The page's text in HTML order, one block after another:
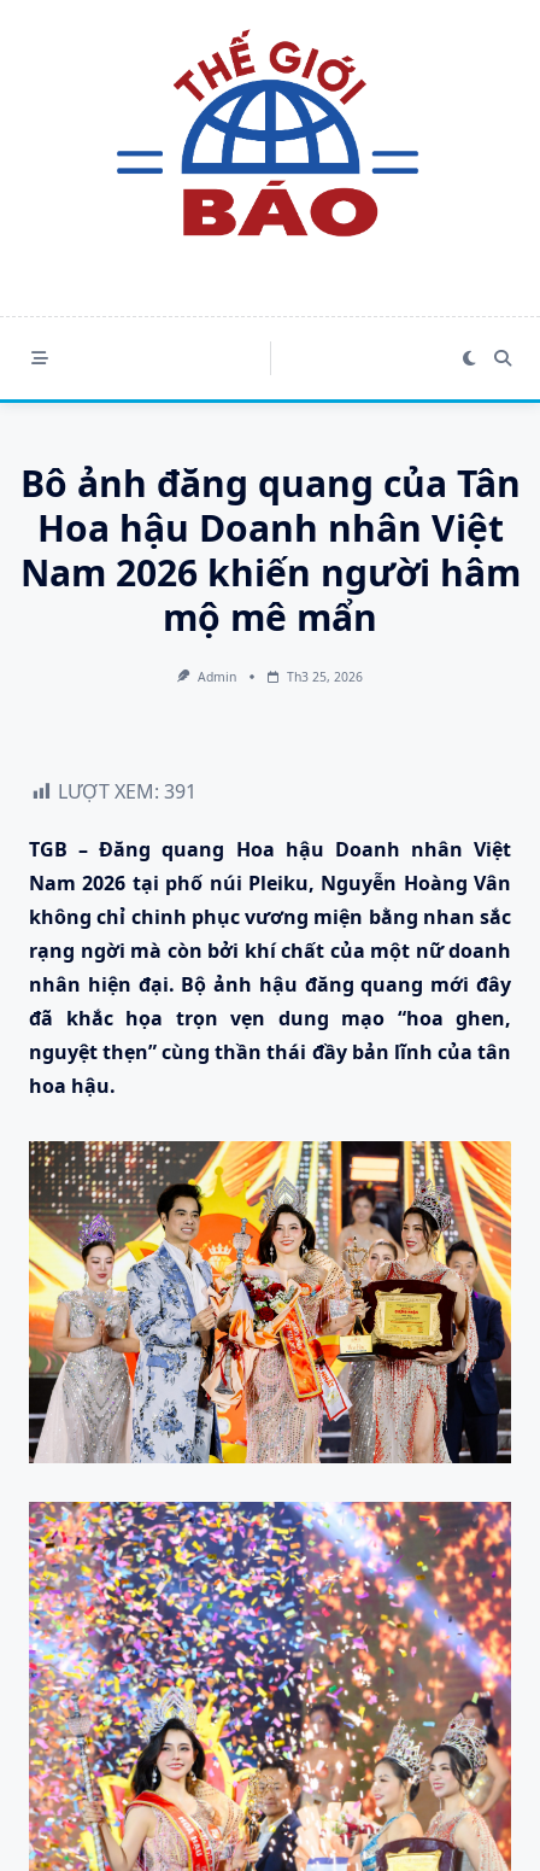
Bô ảnh đăng quang của Tân
Hoa hậu Doanh nhân Việt
Nam 2026 khiến người hâm
mộ mê mẩn
Admin Th3 25, 2026
LƯỢT XEM: 391
TGB – Đăng quang Hoa hậu Doanh nhân Việt
Nam 2026 tại phố núi Pleiku, Nguyễn Hoàng Vân
không chỉ chinh phục vương miện bằng nhan sắc
rạng ngời mà còn bởi khí chất của một nữ doanh
nhân hiện đại. Bộ ảnh hậu đăng quang mới đây
đã khắc họa trọn vẹn dung mạo “hoa ghen,
nguyệt thẹn” cùng thần thái đầy bản lĩnh của tân
hoa hậu.